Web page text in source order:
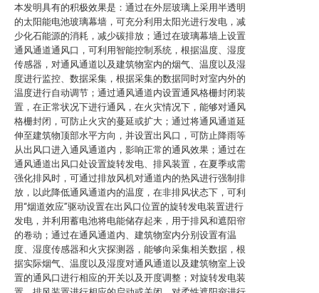
本发明具有的积极效果是：通过在外层玻璃上采用半透明
的太阳能电池玻璃幕墙，可充分利用太阳光进行发电，减
少化石能源的消耗，减少碳排放；通过在玻璃幕墙上设置
通风通道通风口，可利用智能控制系统，根据温度、湿度
传感器，对通风通道以及建筑物室内的烟气、温度以及湿
度进行监控、数据采集，根据采集的数据同时对室内外的
温度进行自动调节；通过通风通道内设置通风格栅封闭装
置，在正常状况下进行通风，在火灾情况下，能够对通风
格栅封闭，可防止火灾的蔓延或扩大；通过将通风通道延
伸至建筑物顶部水平方向，并设置出风口，可防止降雨等
从出风口进入通风通道内，影响正常的通风效果；通过在
通风通道出风口处设置旋转发电、排风装置，在夏季或需
强化排风时，可通过排放风机对通道内的热风进行强制排
放，以此降低通风通道内的温度，在非排风状态下，可利
用“烟道效应”驱动设置在出风口位置的旋转发电装置进行
发电，并利用蓄电池将电能储存起来，用于排风和遮阳帘
的卷动；通过在通风通道内、建筑物室内分别设置有温
度、湿度传感器和火灾探测器，能够向采集相关数据，根
据实际烟气、温度以及湿度对通风通道以及建筑物室上设
置的通风口进行相应的开关以及开度调整；对旋转发电装